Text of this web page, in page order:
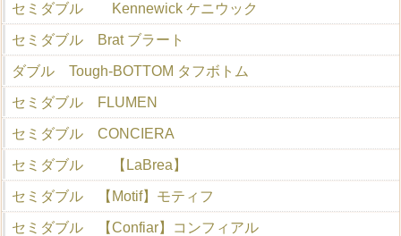
セミダブル Kennewick ケニウック
セミダブル Brat ブラート
ダブル Tough-BOTTOM タフボトム
セミダブル FLUMEN
セミダブル CONCIERA
セミダブル 【LaBrea】
セミダブル 【Motif】モティフ
セミダブル 【Confiar】コンフィアル